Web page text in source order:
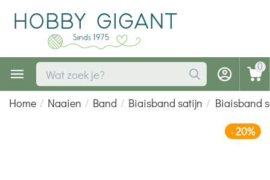
0
Home / Naaien / Band / Biaisband satijn / Biaisband
-20%